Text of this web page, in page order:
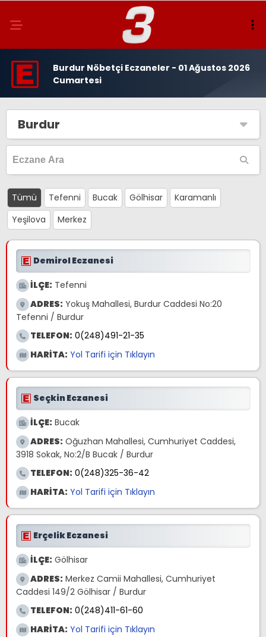
Burdur Nöbetçi Eczaneler - 01 Ağustos 2026
Cumartesi
Burdur
Tümü Tefenni Bucak Gölhisar
Karamanlı
Yeşilova
Merkez
Demirol Eczanesi
İLÇE: Tefenni
ADRES: Yokuş Mahallesi, Burdur Caddesi No:20
Tefenni / Burdur
TELEFON: 0(248)491-21-35
HARİTA: Yol Tarifi için Tıklayın
Seçkin Eczanesi
İLÇE: Bucak
ADRES: Oğuzhan Mahallesi, Cumhuriyet Caddesi,
3918 Sokak, No:2/B Bucak / Burdur
TELEFON: 0(248)325-36-42
HARİTA: Yol Tarifi için Tıklayın
Erçelik Eczanesi
İLÇE: Gölhisar
ADRES: Merkez Camii Mahallesi, Cumhuriyet
Caddesi 149/2 Gölhisar / Burdur
TELEFON: 0(248)411-61-60
HARİTA: Yol Tarifi için Tıklayın